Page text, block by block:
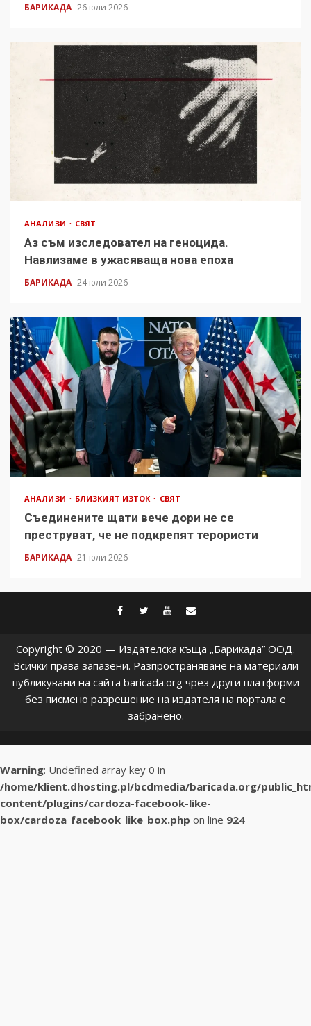
БАРИКАДА 26 юли 2026
АНАЛИЗИ СВЯТ
Аз съм изследовател на геноцида.
Навлизаме в ужасяваща нова епоха
БАРИКАДА 24 юли 2026
АНАЛИЗИ БЛИЗКИЯТ ИЗТОК СВЯТ
Съединените щати вече дори не се
преструват, че не подкрепят терористи
БАРИКАДА 21 юли 2026
facebook
twitter
youtube
Copyright © 2020 — Издателска къща „Барикада” ООД.
Всички права запазени. Разпространяване на материали
публикувани на сайта baricada.org чрез други платформи
без писмено разрешение на издателя на портала е
забранено.
Warning: Undefined array key 0 in
/home/klient.dhosting.pl/bcdmedia/baricada.org/
content/plugins/cardoza-facebook-like-
box/cardoza_facebook_like_box.php on line 924